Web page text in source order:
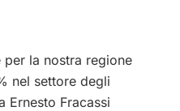
per la nostra regione
nel settore degli
Ernesto Fracassi